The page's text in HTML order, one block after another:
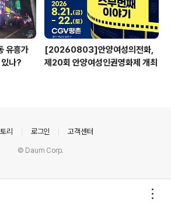
흥가
나?
[20260803]안양여성의전화,
제20회 안양여성인권영화제 개최
리 로그인 고객센터
© Daum Corp.